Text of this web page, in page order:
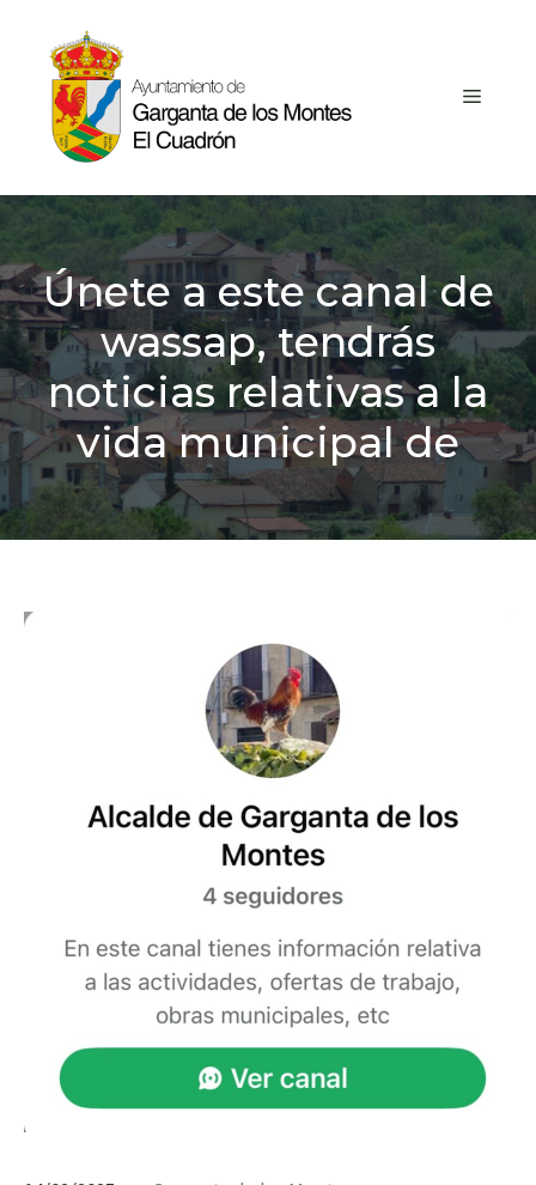
contenido
Únete a este canal de
wassap, tendrás
noticias relativas a la
vida municipal de